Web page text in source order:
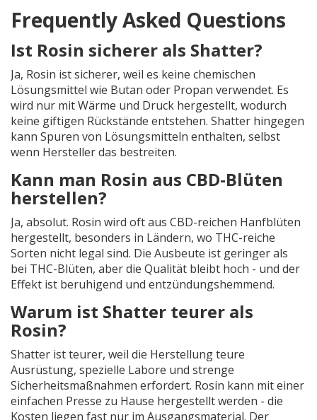
Frequently Asked Questions
Ist Rosin sicherer als Shatter?
Ja, Rosin ist sicherer, weil es keine chemischen
Lösungsmittel wie Butan oder Propan verwendet. Es
wird nur mit Wärme und Druck hergestellt, wodurch
keine giftigen Rückstände entstehen. Shatter hingegen
kann Spuren von Lösungsmitteln enthalten, selbst
wenn Hersteller das bestreiten.
Kann man Rosin aus CBD-Blüten
herstellen?
Ja, absolut. Rosin wird oft aus CBD-reichen Hanfblüten
hergestellt, besonders in Ländern, wo THC-reiche
Sorten nicht legal sind. Die Ausbeute ist geringer als
bei THC-Blüten, aber die Qualität bleibt hoch - und der
Effekt ist beruhigend und entzündungshemmend.
Warum ist Shatter teurer als
Rosin?
Shatter ist teurer, weil die Herstellung teure
Ausrüstung, spezielle Labore und strenge
Sicherheitsmaßnahmen erfordert. Rosin kann mit einer
einfachen Presse zu Hause hergestellt werden - die
Kosten liegen fast nur im Ausgangsmaterial. Der